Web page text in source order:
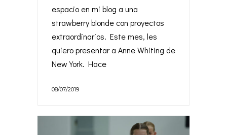
espacio en mi blog a una
strawberry blonde con proyectos
extraordinarios. Este mes, les
quiero presentar a Anne Whiting de
New York. Hace
08/07/2019